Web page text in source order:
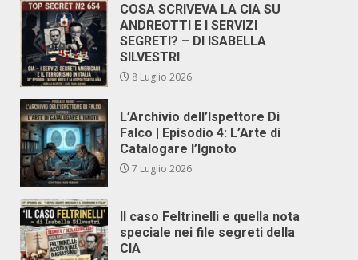
COSA SCRIVEVA LA CIA SU
ANDREOTTI E I SERVIZI
SEGRETI? – DI ISABELLA
SILVESTRI
8 Luglio 2026
L’Archivio dell’Ispettore Di
Falco | Episodio 4: L’Arte di
Catalogare l’Ignoto
7 Luglio 2026
Il caso Feltrinelli e quella nota
speciale nei file segreti della
CIA